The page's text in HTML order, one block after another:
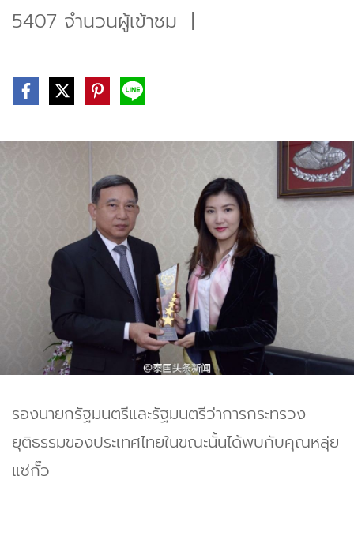
5407 จำนวนผู้เข้าชม |
รองนายกรัฐมนตรีและรัฐมนตรีว่าการกระทรวง
ยุติธรรมของประเทศไทยในขณะนั้นได้พบกับคุณหลุ่ย
แซ่กั๊ว